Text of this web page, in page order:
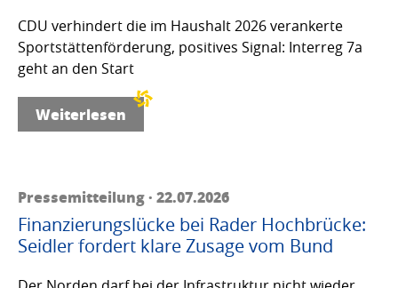
CDU verhindert die im Haushalt 2026 verankerte
Sportstättenförderung, positives Signal: Interreg 7a
geht an den Start
Weiterlesen
Pressemitteilung · 22.07.2026
Finanzierungslücke bei Rader Hochbrücke:
Seidler fordert klare Zusage vom Bund